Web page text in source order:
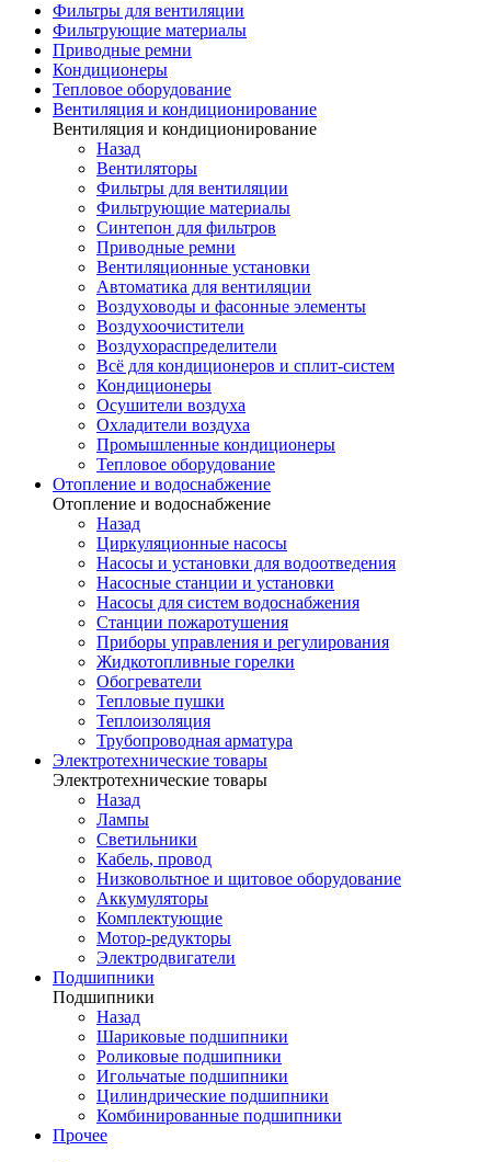
Фильтры для вентиляции
Фильтрующие материалы
Приводные ремни
Кондиционеры
Тепловое оборудование
Вентиляция и кондиционирование
Вентиляция и кондиционирование
Назад
Вентиляторы
Фильтры для вентиляции
Фильтрующие материалы
Синтепон для фильтров
Приводные ремни
Вентиляционные установки
Автоматика для вентиляции
Воздуховоды и фасонные элементы
Воздухоочистители
Воздухораспределители
Всё для кондиционеров и сплит-систем
Кондиционеры
Осушители воздуха
Охладители воздуха
Промышленные кондиционеры
Тепловое оборудование
Отопление и водоснабжение
Отопление и водоснабжение
Назад
Циркуляционные насосы
Насосы и установки для водоотведения
Насосные станции и установки
Насосы для систем водоснабжения
Станции пожаротушения
Приборы управления и регулирования
Жидкотопливные горелки
Обогреватели
Тепловые пушки
Теплоизоляция
Трубопроводная арматура
Электротехнические товары
Электротехнические товары
Назад
Лампы
Светильники
Кабель, провод
Низковольтное и щитовое оборудование
Аккумуляторы
Комплектующие
Мотор-редукторы
Электродвигатели
Подшипники
Подшипники
Назад
Шариковые подшипники
Роликовые подшипники
Игольчатые подшипники
Цилиндрические подшипники
Комбинированные подшипники
Прочее